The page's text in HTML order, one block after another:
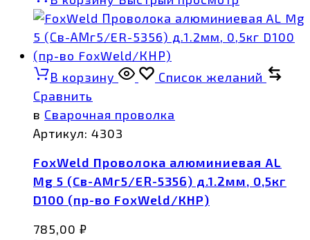
В корзину
Список желаний
Сравнить
в Сварочная проволка
Артикул: 4303
FoxWeld Проволока алюминиевая AL
Mg 5 (Св-АМг5/ER-5356) д.1.2мм, 0,5кг
D100 (пр-во FoxWeld/КНР)
785,00 ₽